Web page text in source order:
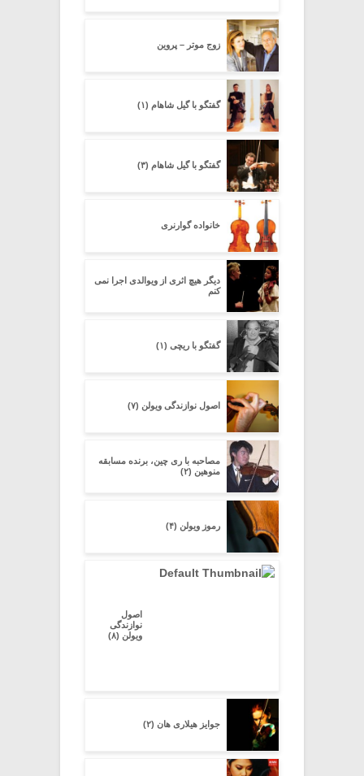
زوج موتر – پروین
گفتگو با گیل شاهام (۱)
گفتگو با گیل شاهام (۳)
خانواده گوارنری
دیگر هیچ اثرى از ویوالدى اجرا نمى
کنم
گفتگو با ریچی (۱)
اصول نوازندگی ویولن (۷)
مصاحبه با ری چین، برنده مسابقه
منوهین (۲)
رموز ویولن (۴)
اصول
نوازندگی
ویولن (۸)
جوایز هیلاری هان (۲)